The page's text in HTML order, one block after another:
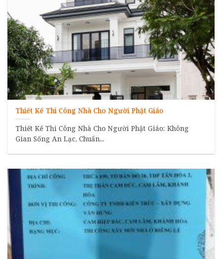
Thiết Kế Thi Công Nhà Cho Người Phật Giáo
Thiết Kế Thi Công Nhà Cho Người Phật Giáo: Không
Gian Sống An Lạc, Chuẩn...